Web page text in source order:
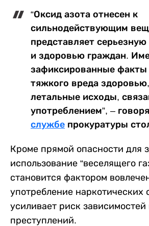
“Оксид азота отнесен к
сильнодействующим
представляет
и здоровью граждан.
зафиксированные факты
тяжкого вреда
летальные исходы,
употреблением”, –
службе прокуратуры
Кроме прямой опасности для
использование “веселящего
становится фактором
употребление наркотических
усиливает риск зависимостей
преступлений.